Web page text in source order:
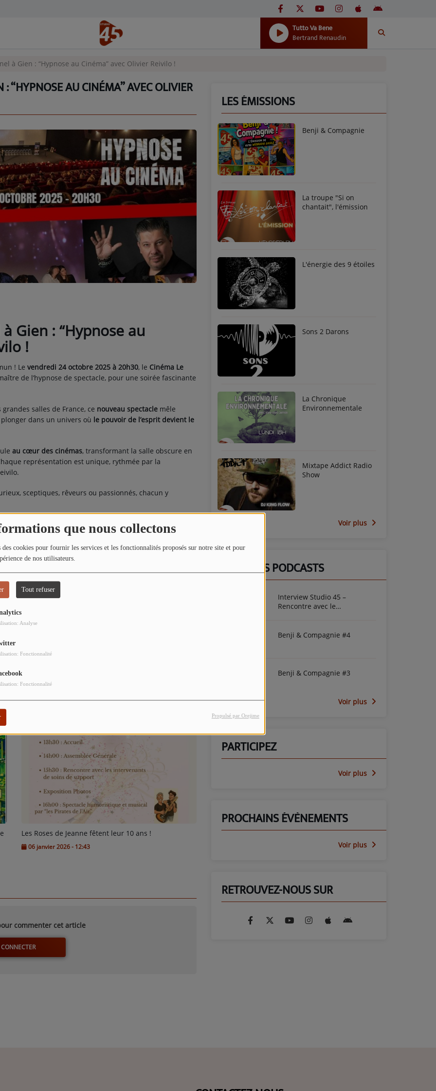
que nous collectons
cookies pour fournir les services et les fonctionnalités proposés sur notre site et pour
de nos utilisateurs.
Tout refuser
Analyse
Fonctionnalité
Fonctionnalité
Propulsé par Orejime
Tutto Va Bene
Bertrand Renaudin
à Gien : “Hypnose au Cinéma” avec Olivier Reivilo !
“HYPNOSE AU CINÉMA” AVEC OLIVIER
Gien : “Hypnose au
!
! Le vendredi 24 octobre 2025 à 20h30, le Cinéma Le
de l’hypnose de spectacle, pour une soirée fascinante
salles de France, ce nouveau spectacle mêle
dans un univers où le pouvoir de l’esprit devient le
au cœur des cinémas, transformant la salle obscure en
représentation est unique, rythmée par la
sceptiques, rêveurs ou passionnés, chacun y
et recueillir les impressions du public.
interviews et les coulisses du spectacle !
Les Roses de Jeanne fêtent leur 10 ans !
06 janvier 2026 - 12:43
commenter cet article
CONNECTER
LES ÉMISSIONS
Benji & Compagnie
La troupe "Si on
chantait", l'émission
L'énergie des 9 étoiles
Sons 2 Darons
La Chronique
Environnementale
Mixtape Addict Radio
Show
Voir plus
DERNIERS PODCASTS
Interview Studio 45 –
Rencontre avec le
Benji & Compagnie #4
Benji & Compagnie #3
Voir plus
PARTICIPEZ
Voir plus
PROCHAINS ÉVÈNEMENTS
Voir plus
RETROUVEZ-NOUS SUR